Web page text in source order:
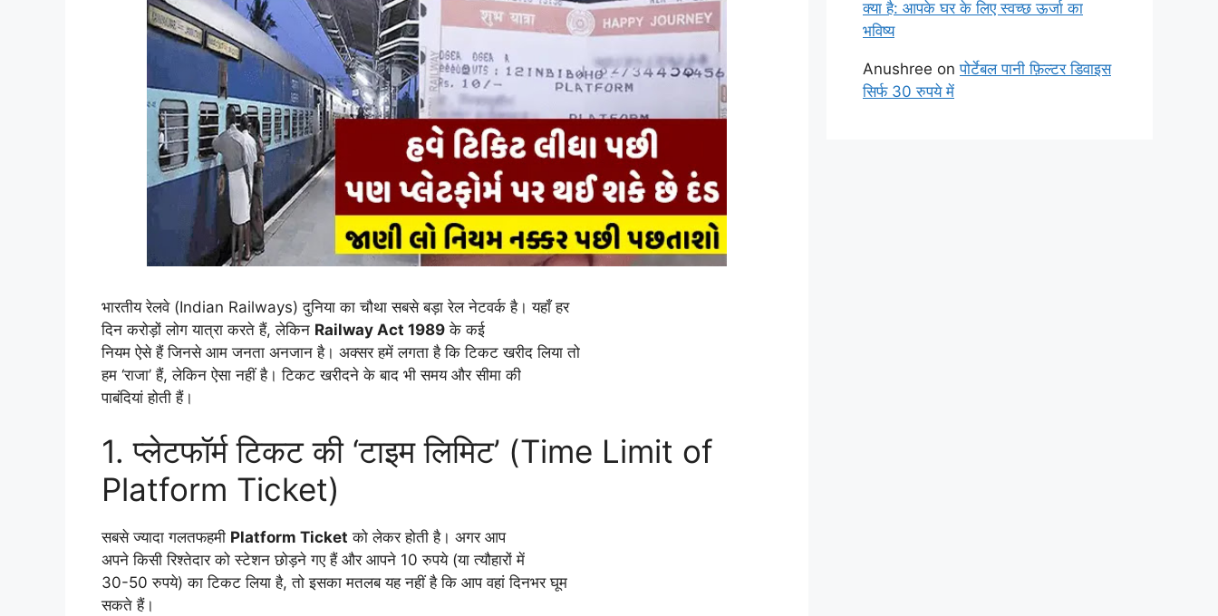
भारतीय रेलवे (Indian Railways) दुनिया का चौथा सबसे बड़ा रेल नेटवर्क है। यहाँ हर
दिन करोड़ों लोग यात्रा करते हैं, लेकिन Railway Act 1989 के कई
नियम ऐसे हैं जिनसे आम जनता अनजान है। अक्सर हमें लगता है कि टिकट खरीद लिया तो
हम ‘राजा’ हैं, लेकिन ऐसा नहीं है। टिकट खरीदने के बाद भी समय और सीमा की
पाबंदियां होती हैं।
1. प्लेटफॉर्म टिकट की ‘टाइम लिमिट’ (Time Limit of
Platform Ticket)
सबसे ज्यादा गलतफहमी Platform Ticket को लेकर होती है। अगर आप
अपने किसी रिश्तेदार को स्टेशन छोड़ने गए हैं और आपने 10 रुपये (या त्यौहारों में
30-50 रुपये) का टिकट लिया है, तो इसका मतलब यह नहीं है कि आप वहां दिनभर घूम
सकते हैं।
क्या है: आपके घर के लिए स्वच्छ ऊर्जा का
भविष्य
Anushree onपोर्टेबल पानी फ़िल्टर डिवाइस
सिर्फ 30 रुपये में